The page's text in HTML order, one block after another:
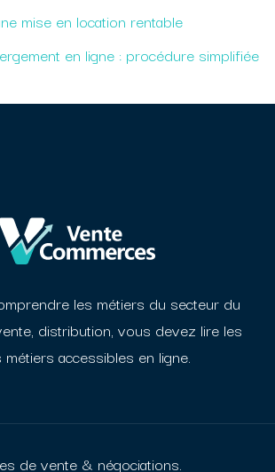
mise en location rentable
en ligne : procédure simplifiée
les métiers du secteur du
distribution, vous devez lire les
accessibles en ligne.
de vente & négociations.